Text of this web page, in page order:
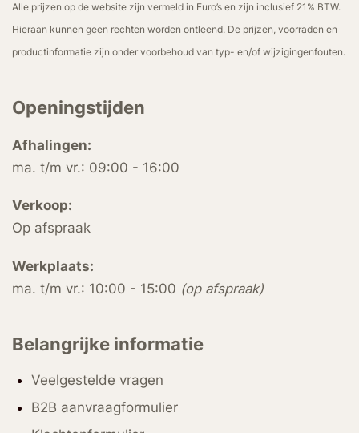
Alle prijzen op de website zijn vermeld in Euro’s en zijn inclusief 21% BTW.
Hieraan kunnen geen rechten worden ontleend. De prijzen, voorraden en
productinformatie zijn onder voorbehoud van typ- en/of wijzigingenfouten.
Openingstijden
Afhalingen:
ma. t/m vr.: 09:00 - 16:00
Verkoop:
Op afspraak
Werkplaats:
ma. t/m vr.: 10:00 - 15:00 (op afspraak)
Belangrijke informatie
Veelgestelde vragen
B2B aanvraagformulier